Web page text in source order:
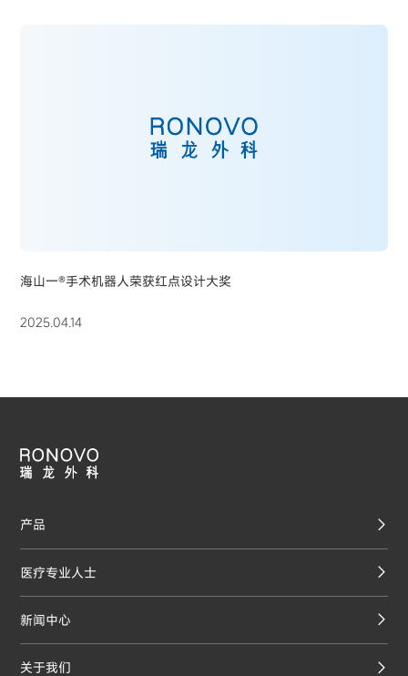
海山一®手术机器人荣获红点设计大奖
2025.04.14
产品
医疗专业人士
新闻中心
关于我们